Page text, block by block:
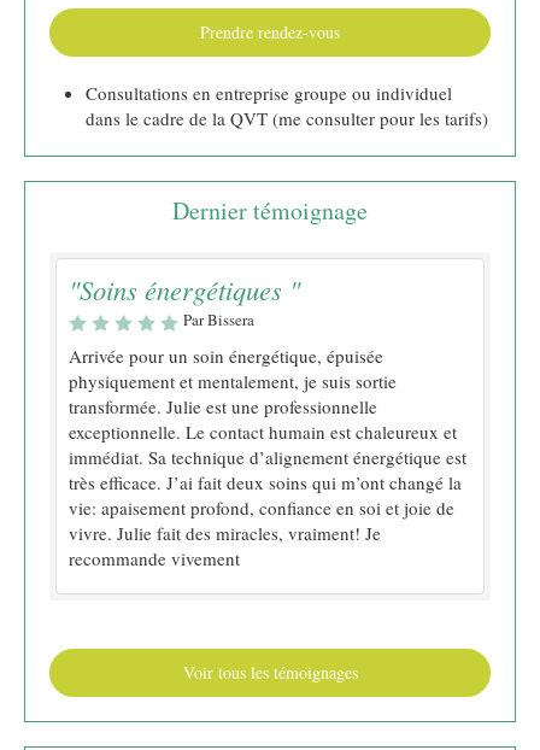
Prendre rendez-vous
Consultations en entreprise groupe ou individuel
dans le cadre de la QVT (me consulter pour les tarifs)
Dernier témoignage
"Soins énergétiques "
Par Bissera
Arrivée pour un soin énergétique, épuisée
physiquement et mentalement, je suis sortie
transformée. Julie est une professionnelle
exceptionnelle. Le contact humain est chaleureux et
immédiat. Sa technique d’alignement énergétique est
très efficace. J’ai fait deux soins qui m’ont changé la
vie: apaisement profond, confiance en soi et joie de
vivre. Julie fait des miracles, vraiment! Je
recommande vivement
Voir tous les témoignages